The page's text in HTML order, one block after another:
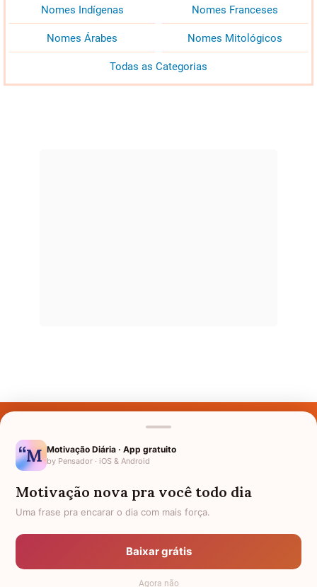
Nomes Indígenas Nomes Franceses
Nomes Árabes Nomes Mitológicos
Todas as Categorias
Nomes pelo Mundo
Política de Privacidade
Anuncie
Motivação Diária · App gratuito
by Pensador · iOS & Android
Motivação nova pra você todo dia
Uma frase pra encarar o dia com mais força.
Baixar grátis
Agora não